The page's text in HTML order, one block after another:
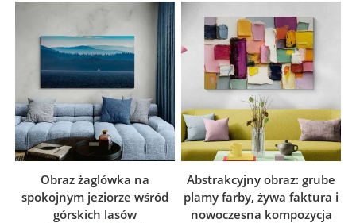
Obraz żaglówka na
spokojnym jeziorze wśród
górskich lasów
Abstrakcyjny obraz: grube
plamy farby, żywa faktura i
nowoczesna kompozycja